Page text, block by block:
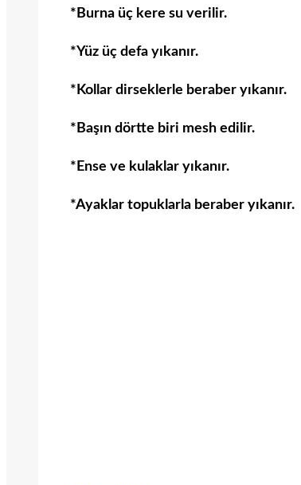
*Burna üç kere su verilir.
*Yüz üç defa yıkanır.
*Kollar dirseklerle beraber yıkanır.
*Başın dörtte biri mesh edilir.
*Ense ve kulaklar yıkanır.
*Ayaklar topuklarla beraber yıkanır.